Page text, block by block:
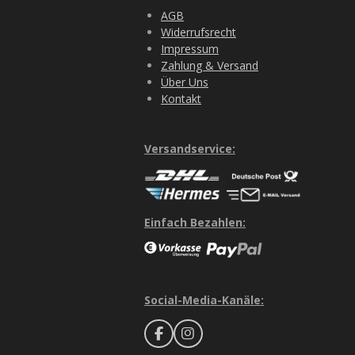
AGB
Widerrufsrecht
Impressum
Zahlung & Versand
Über Uns
Kontakt
Versandservice:
Einfach Bezahlen:
Social-Media-Kanäle:
F
a
I
n